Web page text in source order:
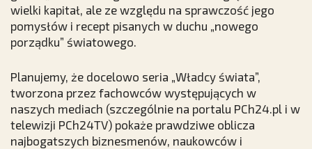
wielki kapitał, ale ze względu na sprawczość jego
pomysłów i recept pisanych w duchu „nowego
porządku” światowego.
Planujemy, że docelowo seria „Władcy świata”,
tworzona przez fachowców występujących w
naszych mediach (szczególnie na portalu PCh24.pl i w
telewizji PCh24TV) pokaże prawdziwe oblicza
najbogatszych biznesmenów, naukowców i